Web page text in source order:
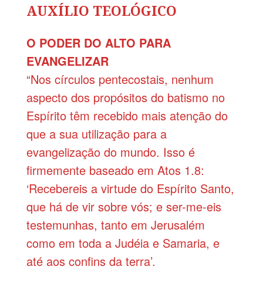
AUXÍLIO TEOLÓGICO
O PODER DO ALTO PARA
EVANGELIZAR
“Nos círculos pentecostais, nenhum
aspecto dos propósitos do batismo no
Espírito têm recebido mais atenção do
que a sua utilização para a
evangelização do mundo. Isso é
firmemente baseado em Atos 1.8:
‘Recebereis a virtude do Espírito Santo,
que há de vir sobre vós; e ser-me-eis
testemunhas, tanto em Jerusalém
como em toda a Judéia e Samaria, e
até aos confins da terra’.